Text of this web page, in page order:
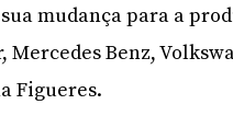
mudança para a
Mercedes Benz,
Figueres.